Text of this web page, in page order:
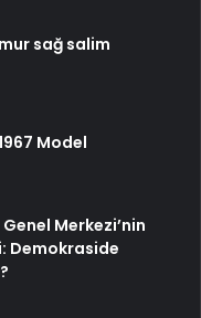
sağ salim
Model
Merkezi’nin
Demokraside